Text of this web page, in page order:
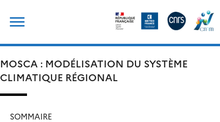
content
MOSCA : MODÉLISATION DU SYSTÈME
CLIMATIQUE RÉGIONAL
SOMMAIRE